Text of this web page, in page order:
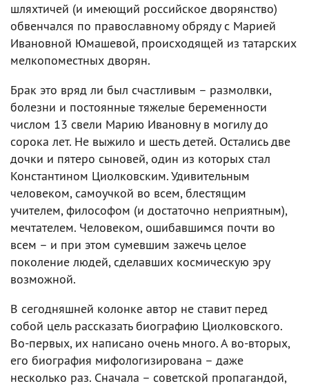
шляхтичей (и имеющий российское дворянство)
обвенчался по православному обряду с Марией
Ивановной Юмашевой, происходящей из татарских
мелкопоместных дворян.
Брак это вряд ли был счастливым – размолвки,
болезни и постоянные тяжелые беременности
числом 13 свели Марию Ивановну в могилу до
сорока лет. Не выжило и шесть детей. Остались две
дочки и пятеро сыновей, один из которых стал
Константином Циолковским. Удивительным
человеком, самоучкой во всем, блестящим
учителем, философом (и достаточно неприятным),
мечтателем. Человеком, ошибавшимся почти во
всем – и при этом сумевшим зажечь целое
поколение людей, сделавших космическую эру
возможной.
В сегодняшней колонке автор не ставит перед
собой цель рассказать биографию Циолковского.
Во-первых, их написано очень много. А во-вторых,
его биография мифологизирована – даже
несколько раз. Сначала – советской пропагандой,